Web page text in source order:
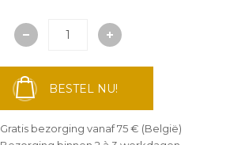
BESTEL NU!
Gratis bezorging vanaf 75 € (België)